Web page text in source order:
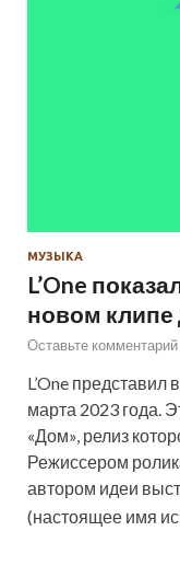
МУЗЫКА
L’One
новом клипе
Оставьте комментарий
L’One
марта 2023 года.
«Дом», релиз
Режиссером
автором идеи
(настоящее имя